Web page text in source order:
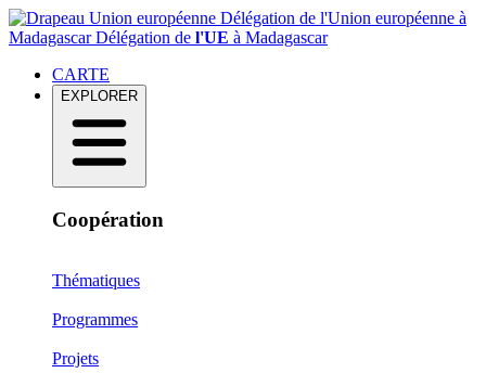
Délégation de l'Union européenne à
MadagascarDélégation de l'UE à Madagascar
CARTE
EXPLORER
Coopération
Thématiques
Programmes
Projets